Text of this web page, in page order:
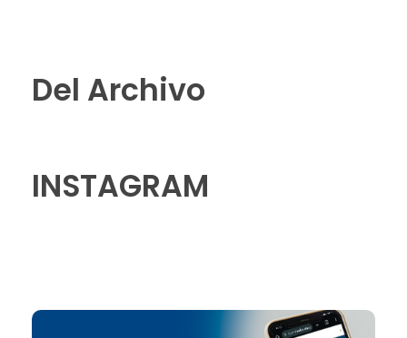
Del Archivo
INSTAGRAM